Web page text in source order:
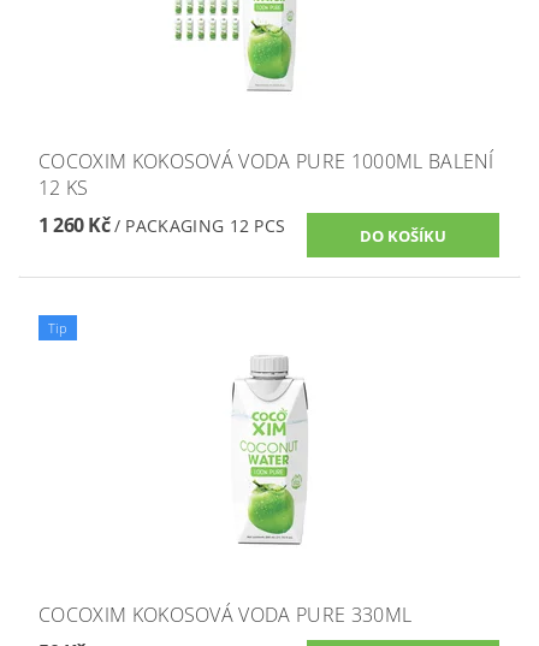
COCOXIM KOKOSOVÁ VODA PURE 1000ML BALENÍ
12 KS
1 260 Kč/ PACKAGING 12 PCS
Tip
COCOXIM KOKOSOVÁ VODA PURE 330ML